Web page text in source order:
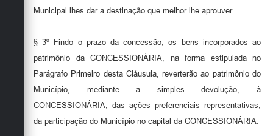
Municipal lhes dar a destinação que melhor lhe aprouver.
§ 3º Findo o prazo da concessão, os bens incorporados ao
patrimônio da CONCESSIONÁRIA, na forma estipulada no
Parágrafo Primeiro desta Cláusula, reverterão ao patrimônio do
Município, mediante a simples devolução, à
CONCESSIONÁRIA, das ações preferenciais representativas,
da participação do Município no capital da CONCESSIONÁRIA.